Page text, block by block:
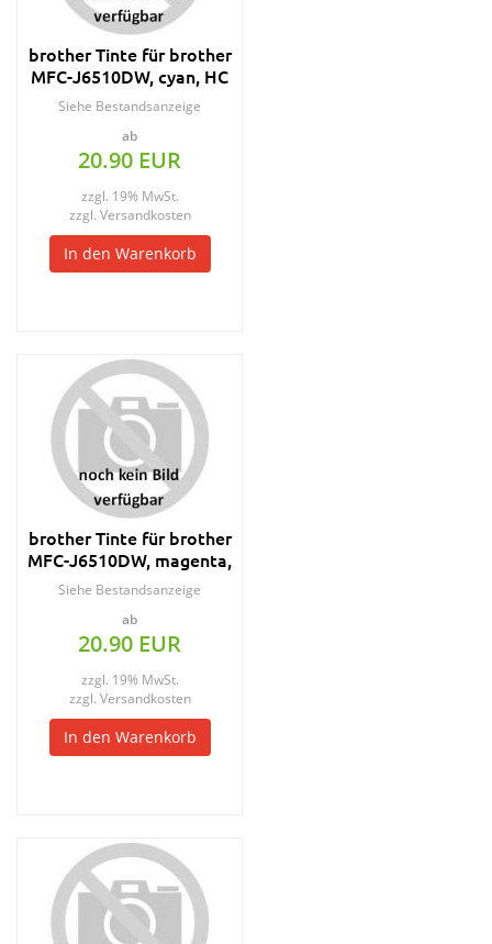
brother Tinte für brother
MFC-J6510DW, cyan, HC
Siehe Bestandsanzeige
ab
20.90 EUR
zzgl. 19% MwSt.
zzgl. Versandkosten
In den Warenkorb
brother Tinte für brother
MFC-J6510DW, magenta,
HC
Siehe Bestandsanzeige
ab
20.90 EUR
zzgl. 19% MwSt.
zzgl. Versandkosten
In den Warenkorb